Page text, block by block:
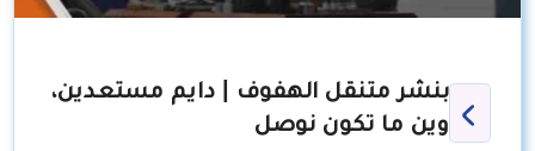
بنشر متنقل الهفوف | دايم مستعدين،
وين ما تكون نوصل